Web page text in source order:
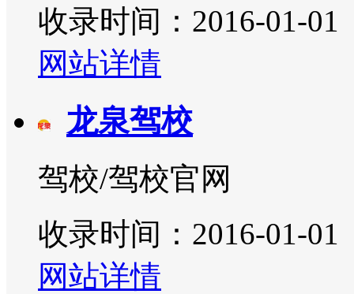
收录时间：2016-01-01
网站详情
龙泉驾校
驾校/驾校官网
收录时间：2016-01-01
网站详情